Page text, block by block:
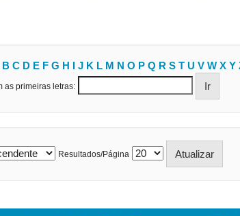
B C D E F G H I J K L M N O P Q R S T U V W X Y
as primeiras letras:
Resultados/Página